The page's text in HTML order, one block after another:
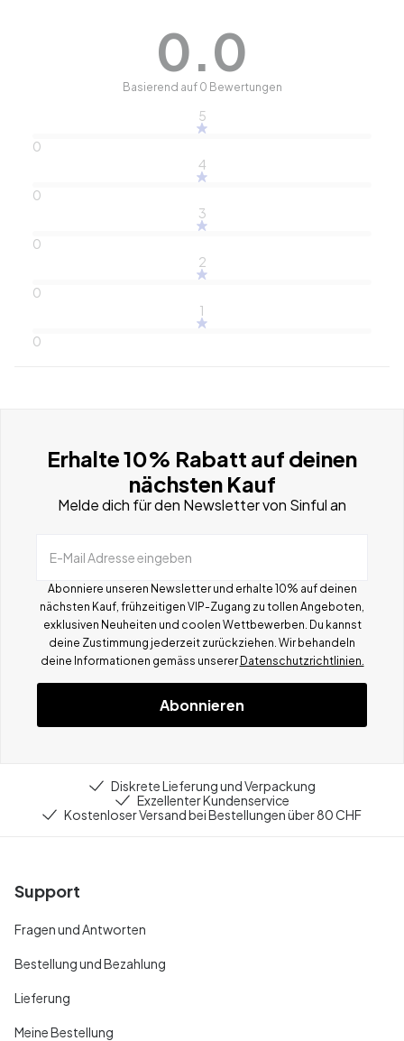
0.0
Basierend auf 0 Bewertungen
5
0
4
0
3
0
2
0
1
0
Erhalte 10% Rabatt auf deinen
nächsten Kauf
Melde dich für den Newsletter von Sinful an
E-Mail Adresse eingeben
Abonniere unseren Newsletter und erhalte 10% auf deinen
nächsten Kauf, frühzeitigen VIP-Zugang zu tollen Angeboten,
exklusiven Neuheiten und coolen Wettbewerben. Du kannst
deine Zustimmung jederzeit zurückziehen. Wir behandeln
deine Informationen gemäss unserer Datenschutzrichtlinien.
Abonnieren
Diskrete Lieferung und Verpackung
Exzellenter Kundenservice
Kostenloser Versand bei Bestellungen über 80 CHF
Support
Fragen und Antworten
Bestellung und Bezahlung
Lieferung
Meine Bestellung